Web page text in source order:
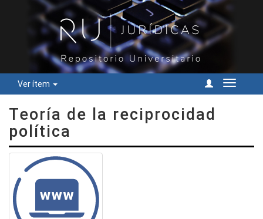
Ver ítem
Cambiar
Teoría de la reciprocidad
política